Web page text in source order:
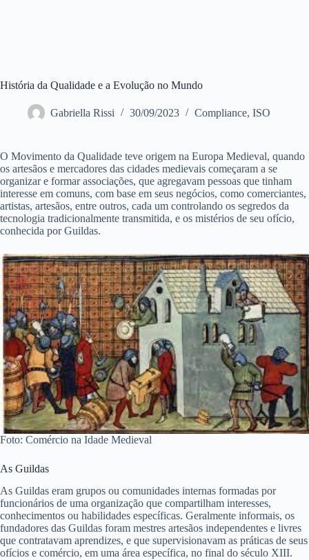
História da Qualidade e a Evolução no Mundo
Gabriella Rissi 30/09/2023 Compliance, ISO
O Movimento da Qualidade teve origem na Europa Medieval, quando
os artesãos e mercadores das cidades medievais começaram a se
organizar e formar associações, que agregavam pessoas que tinham
interesse em comuns, com base em seus negócios, como comerciantes,
artistas, artesãos, entre outros, cada um controlando os segredos da
tecnologia tradicionalmente transmitida, e os mistérios de seu ofício,
conhecida por Guildas.
Foto: Comércio na Idade Medieval
As Guildas
As Guildas eram grupos ou comunidades internas formadas por
funcionários de uma organização que compartilham interesses,
conhecimentos ou habilidades específicas. Geralmente informais, os
fundadores das Guildas foram mestres artesãos independentes e livres
que contratavam aprendizes, e que supervisionavam as práticas de seus
ofícios e comércio, em uma área específica, no final do século XIII.